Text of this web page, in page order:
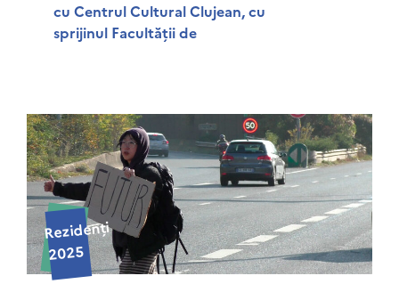
cu Centrul Cultural Clujean, cu
sprijinul Facultății de
Rezidenți
2025